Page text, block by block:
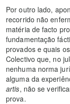
Por outro lado,
recorrido não
matéria de facto
fundamentação
provados e quais
Colectivo que, no
nenhuma norma
alguma da
artis, não se
prova.